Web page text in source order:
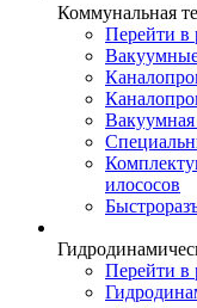
Коммунальная
Перейти в
Вакуумная
илососов
Перейти в